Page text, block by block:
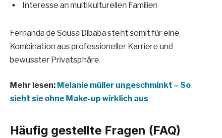
Interesse an multikulturellen Familien
Fernanda de Sousa Dibaba steht somit für eine
Kombination aus professioneller Karriere und
bewusster Privatsphäre.
Mehr lesen: Melanie müller ungeschminkt – So
sieht sie ohne Make-up wirklich aus
Häufig gestellte Fragen (FAQ)